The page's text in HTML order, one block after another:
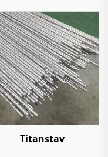
Titanstav